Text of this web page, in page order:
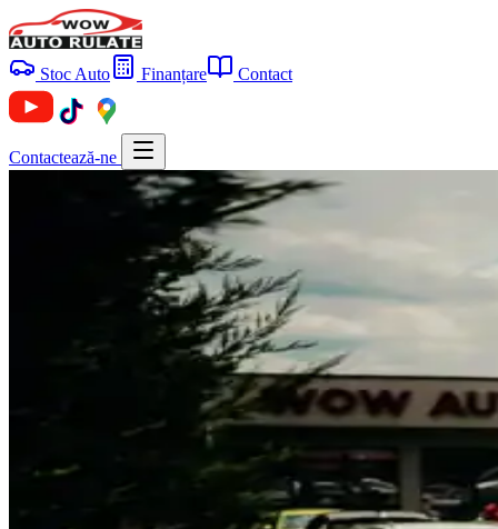
Stoc Auto Finanțare Contact
Contactează-ne